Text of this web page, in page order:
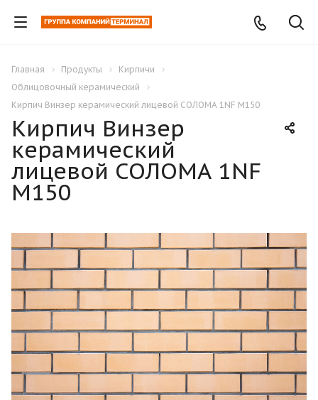
Главная Продукты
Кирпичи
Облицовочный керамический
Кирпич Винзер керамический лицевой СОЛОМА 1NF М150
Кирпич Винзер
керамический
лицевой СОЛОМА 1NF
М150